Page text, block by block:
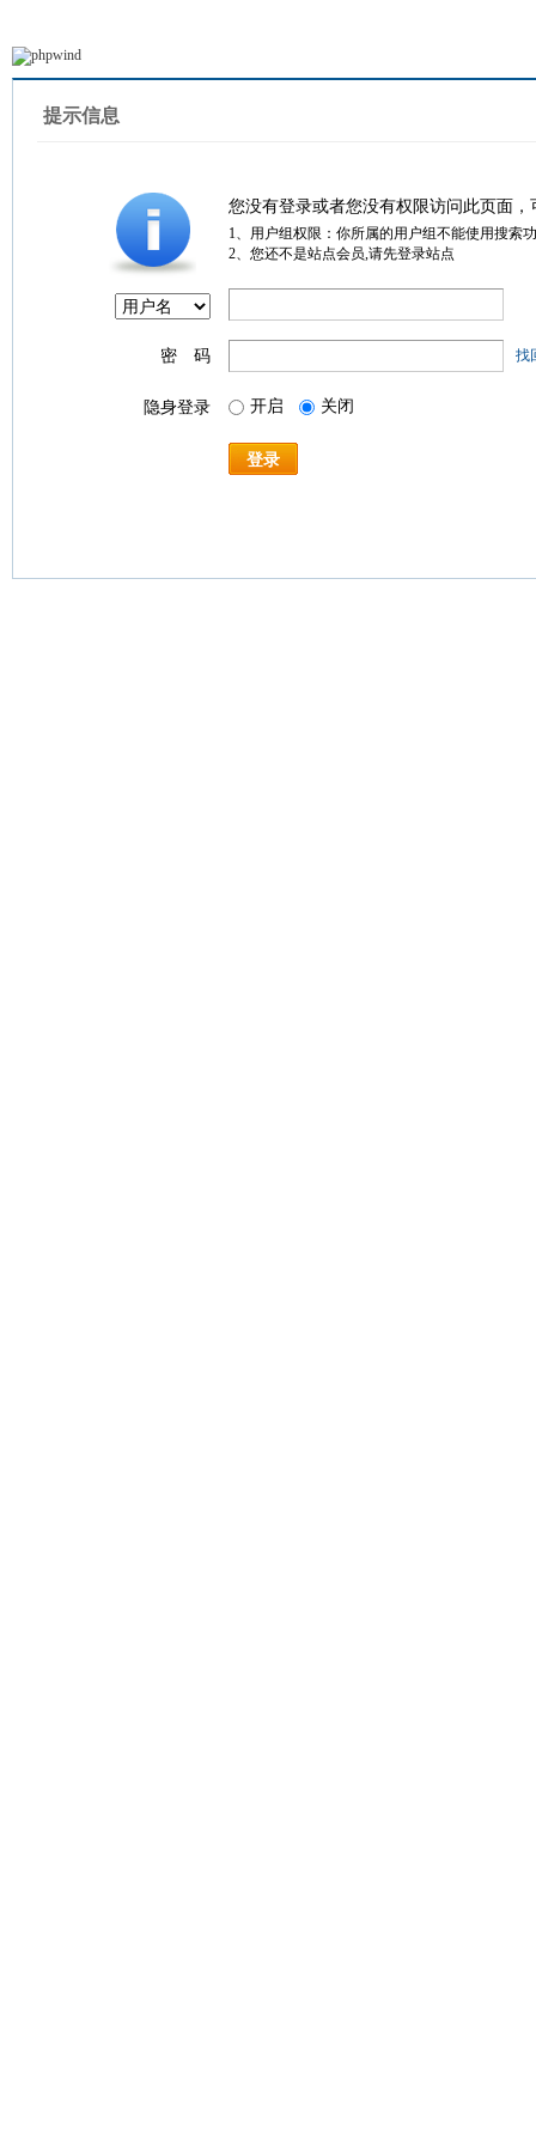
提示信息
您没有登录或者您没有权限访问此页面
1、用户组权限：你所属的用户组不能使用搜索
2、您还不是站点会员,请先登录站点
密 码 找
隐身登录 开启 关闭
登录